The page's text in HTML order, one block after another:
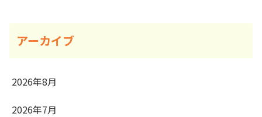
アーカイブ
2026年8月
2026年7月